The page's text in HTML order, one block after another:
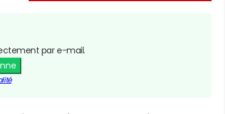
par e-mail.